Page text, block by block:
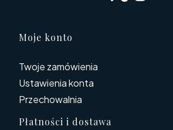
Linki w stopce
Moje konto
Twoje zamówienia
Ustawienia konta
Przechowalnia
Płatności i dostawa